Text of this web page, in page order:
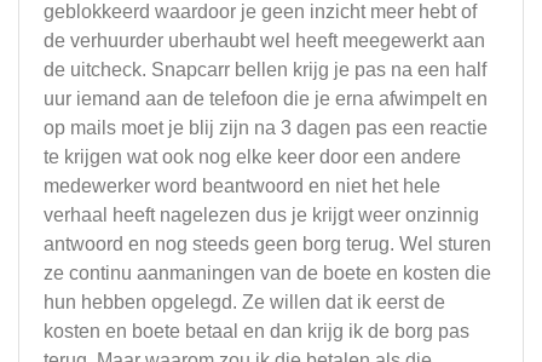
geblokkeerd waardoor je geen inzicht meer hebt of
de verhuurder uberhaubt wel heeft meegewerkt aan
de uitcheck. Snapcarr bellen krijg je pas na een half
uur iemand aan de telefoon die je erna afwimpelt en
op mails moet je blij zijn na 3 dagen pas een reactie
te krijgen wat ook nog elke keer door een andere
medewerker word beantwoord en niet het hele
verhaal heeft nagelezen dus je krijgt weer onzinnig
antwoord en nog steeds geen borg terug. Wel sturen
ze continu aanmaningen van de boete en kosten die
hun hebben opgelegd. Ze willen dat ik eerst de
kosten en boete betaal en dan krijg ik de borg pas